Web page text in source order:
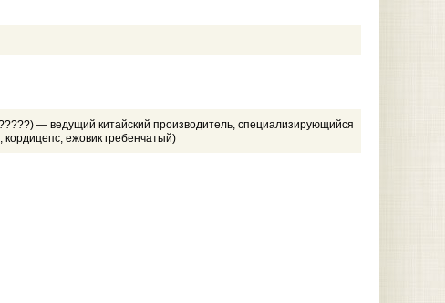
— ведущий китайский производитель, специализирующийся
ежовик гребенчатый)